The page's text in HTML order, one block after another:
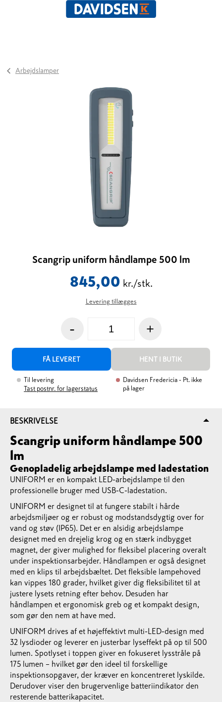
Arbejdslamper
Scangrip uniform håndlampe 500 lm
845,00 kr./stk.
Levering tillægges
- +
FÅ LEVERET HENT I BUTIK
Til levering
Tast postnr. for lagerstatus
Davidsen Fredericia - Pt. ikke
på lager
BESKRIVELSE
Scangrip uniform håndlampe 500
lm
Genopladelig arbejdslampe med ladestation
UNIFORM er en kompakt LED-arbejdslampe til den
professionelle bruger med USB-C-ladestation.
UNIFORM er designet til at fungere stabilt i hårde
arbejdsmiljøer og er robust og modstandsdygtig over for
vand og støv (IP65). Det er en alsidig arbejdslampe
designet med en drejelig krog og en stærk indbygget
magnet, der giver mulighed for fleksibel placering overalt
under inspektionsarbejder. Håndlampen er også designet
med en klips til arbejdsbæltet. Det fleksible lampehoved
kan vippes 180 grader, hvilket giver dig fleksibilitet til at
justere lysets retning efter behov. Desuden har
håndlampen et ergonomisk greb og et kompakt design,
som gør den nem at have med.
UNIFORM drives af et højeffektivt multi-LED-design med
32 lysdioder og leverer en justerbar lyseffekt på op til 500
lumen. Spotlyset i toppen giver en fokuseret lysstråle på
175 lumen – hvilket gør den ideel til forskellige
inspektionsopgaver, der kræver en koncentreret lyskilde.
Derudover viser den brugervenlige batteriindikator den
resterende batterikapacitet.